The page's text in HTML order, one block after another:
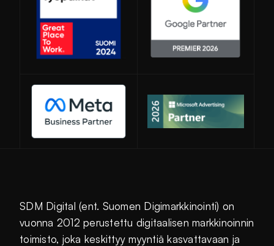
Avautuu uuteen ikkunaan
SDM Digital (ent. Suomen Digimarkkinointi) on
vuonna 2012 perustettu digitaalisen markkinoinnin
toimisto, joka keskittyy myyntiä kasvattavaan ja